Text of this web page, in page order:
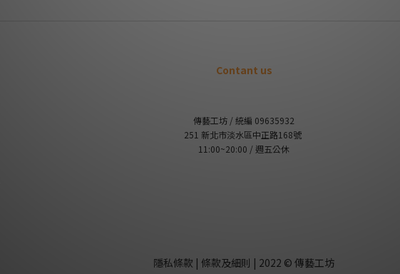
Contant us
傳藝工坊 / 統編 09635932
251 新北市淡水區中正路168號
11:00~20:00 / 週五公休
隱私條款 | 條款及細則 | 2022 © 傳藝工坊